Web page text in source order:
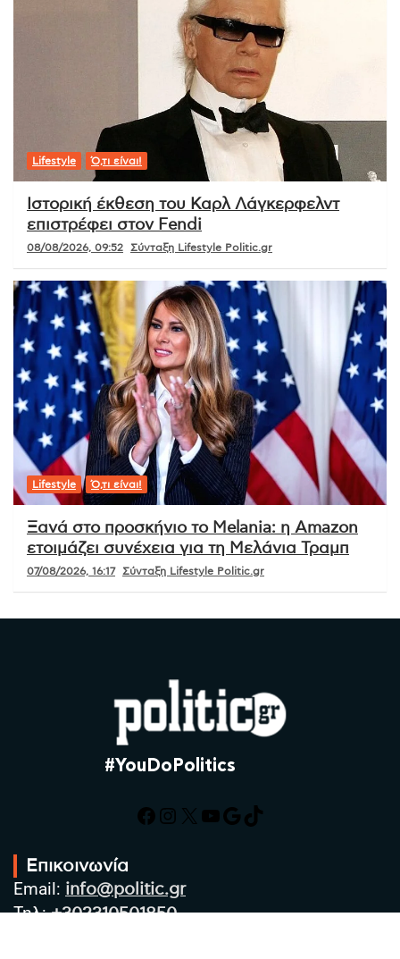
Lifestyle Ό,τι είναι!
Ιστορική έκθεση του Καρλ Λάγκερφελντ
επιστρέφει στον Fendi
08/08/2026, 09:52 Σύνταξη Lifestyle Politic.gr
Lifestyle Ό,τι είναι!
Ξανά στο προσκήνιο το Melania: η Amazon
ετοιμάζει συνέχεια για τη Μελάνια Τραμπ
07/08/2026, 16:17 Σύνταξη Lifestyle Politic.gr
#YouDoPolitics
Facebook
Instagram
X YouTube
Google
TikTok
Επικοινωνία
Email: info@politic.gr
Τηλ:+302310501850